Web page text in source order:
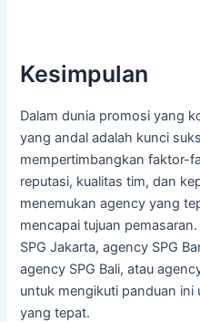
Kesimpulan
Dalam dunia promosi yang
yang andal adalah kunci
mempertimbangkan faktor-
reputasi, kualitas tim, dan
menemukan agency yang
mencapai tujuan
SPG Jakarta, agency SPG
agency SPG Bali, atau
untuk mengikuti panduan
yang tepat.